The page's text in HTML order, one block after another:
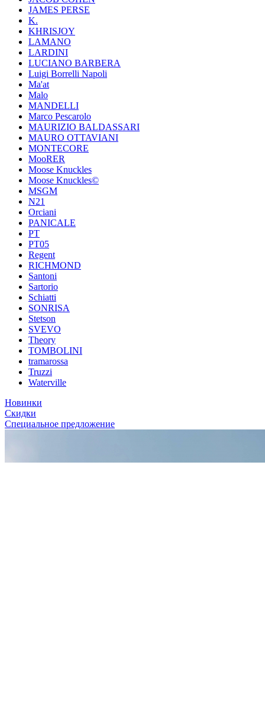
JAMES PERSE
K.
KHRISJOY
LAMANO
LARDINI
LUCIANO BARBERA
Luigi Borrelli Napoli
Ma'at
Malo
MANDELLI
Marco Pescarolo
MAURIZIO BALDASSARI
MAURO OTTAVIANI
MONTECORE
MooRER
Moose Knuckles
Moose Knuckles©️
MSGM
N21
Orciani
PANICALE
PT
PT05
Regent
RICHMOND
Santoni
Sartorio
Schiatti
SONRISA
Stetson
SVEVO
Theory
TOMBOLINI
tramarossa
Truzzi
Waterville
Новинки
Скидки
Специальное предложение